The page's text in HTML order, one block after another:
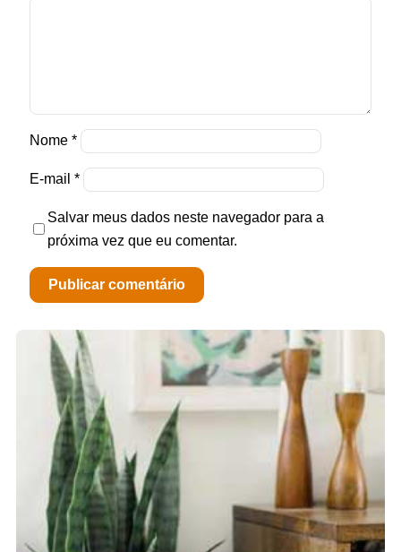
Nome *
E-mail *
Salvar meus dados neste navegador para a
próxima vez que eu comentar.